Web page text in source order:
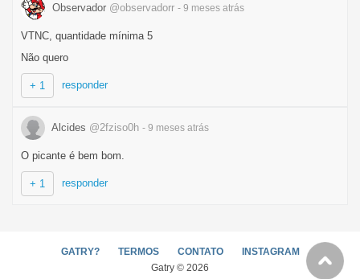
Observador @observadorr - 9 meses atrás
VTNC, quantidade mínima 5
Não quero
+ 1 responder
Alcides @2fziso0h - 9 meses atrás
O picante é bem bom.
+ 1 responder
GATRY? TERMOS CONTATO
INSTAGRAM
Gatry © 2026